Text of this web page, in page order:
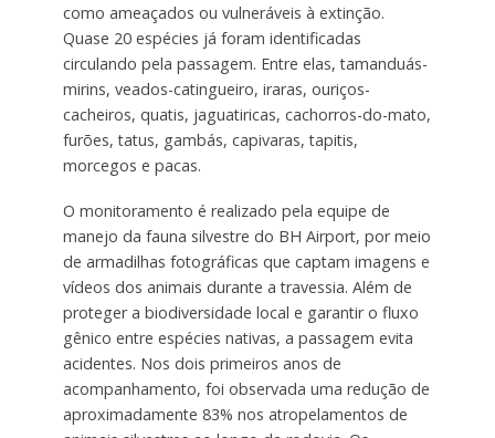
como ameaçados ou vulneráveis à extinção.
Quase 20 espécies já foram identificadas
circulando pela passagem. Entre elas, tamanduás-
mirins, veados-catingueiro, iraras, ouriços-
cacheiros, quatis, jaguatiricas, cachorros-do-mato,
furões, tatus, gambás, capivaras, tapitis,
morcegos e pacas.
O monitoramento é realizado pela equipe de
manejo da fauna silvestre do BH Airport, por meio
de armadilhas fotográficas que captam imagens e
vídeos dos animais durante a travessia. Além de
proteger a biodiversidade local e garantir o fluxo
gênico entre espécies nativas, a passagem evita
acidentes. Nos dois primeiros anos de
acompanhamento, foi observada uma redução de
aproximadamente 83% nos atropelamentos de